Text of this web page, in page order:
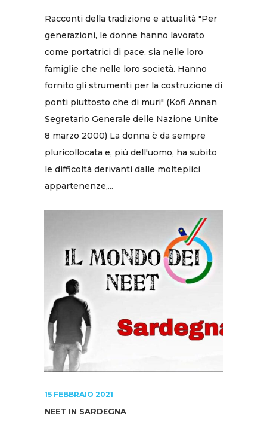
Racconti della tradizione e attualità "Per
generazioni, le donne hanno lavorato
come portatrici di pace, sia nelle loro
famiglie che nelle loro società. Hanno
fornito gli strumenti per la costruzione di
ponti piuttosto che di muri" (Kofi Annan
Segretario Generale delle Nazione Unite
8 marzo 2000) La donna è da sempre
pluricollocata e, più dell'uomo, ha subito
le difficoltà derivanti dalle molteplici
appartenenze,...
15 FEBBRAIO 2021
NEET IN SARDEGNA